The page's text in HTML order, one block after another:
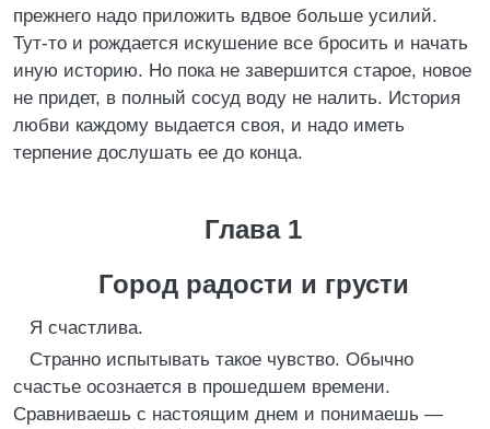
прежнего надо приложить вдвое больше усилий.
Тут-то и рождается искушение все бросить и начать
иную историю. Но пока не завершится старое, новое
не придет, в полный сосуд воду не налить. История
любви каждому выдается своя, и надо иметь
терпение дослушать ее до конца.
Глава 1
Город радости и грусти
Я счастлива.
Странно испытывать такое чувство. Обычно
счастье осознается в прошедшем времени.
Сравниваешь с настоящим днем и понимаешь —